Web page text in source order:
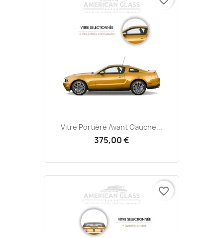
Vitre Portière Avant Gauche...
375,00 €
favorite_border